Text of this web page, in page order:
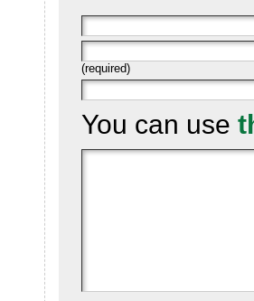
(required)
You can use